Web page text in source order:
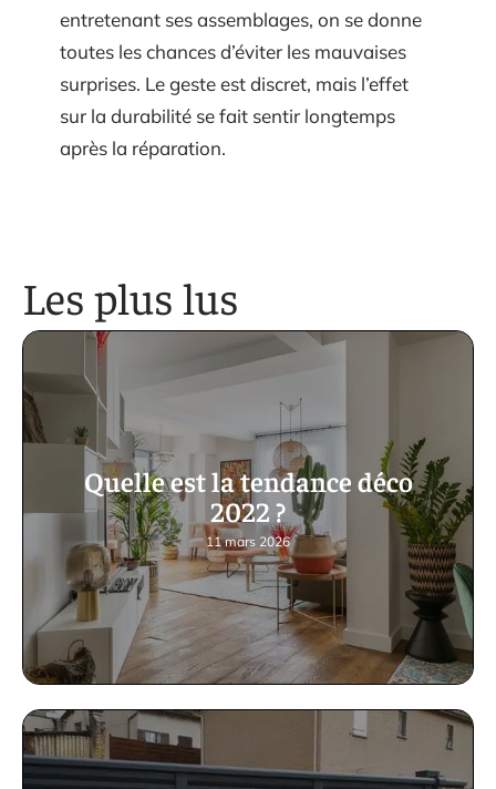
entretenant ses assemblages, on se donne
toutes les chances d’éviter les mauvaises
surprises. Le geste est discret, mais l’effet
sur la durabilité se fait sentir longtemps
après la réparation.
Les plus lus
Quelle est la tendance déco
2022 ?
11 mars 2026